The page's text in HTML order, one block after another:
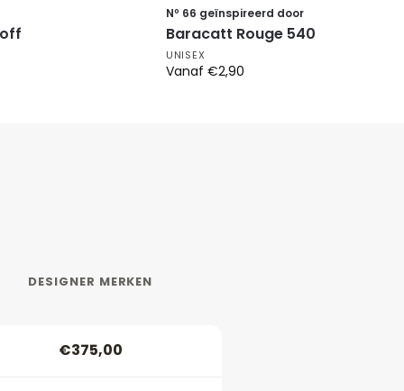
Nº 66 geïnspireerd door
Baracatt Rouge 540
UNISEX
Vanaf €2,90
DESIGNER MERKEN
€375,00